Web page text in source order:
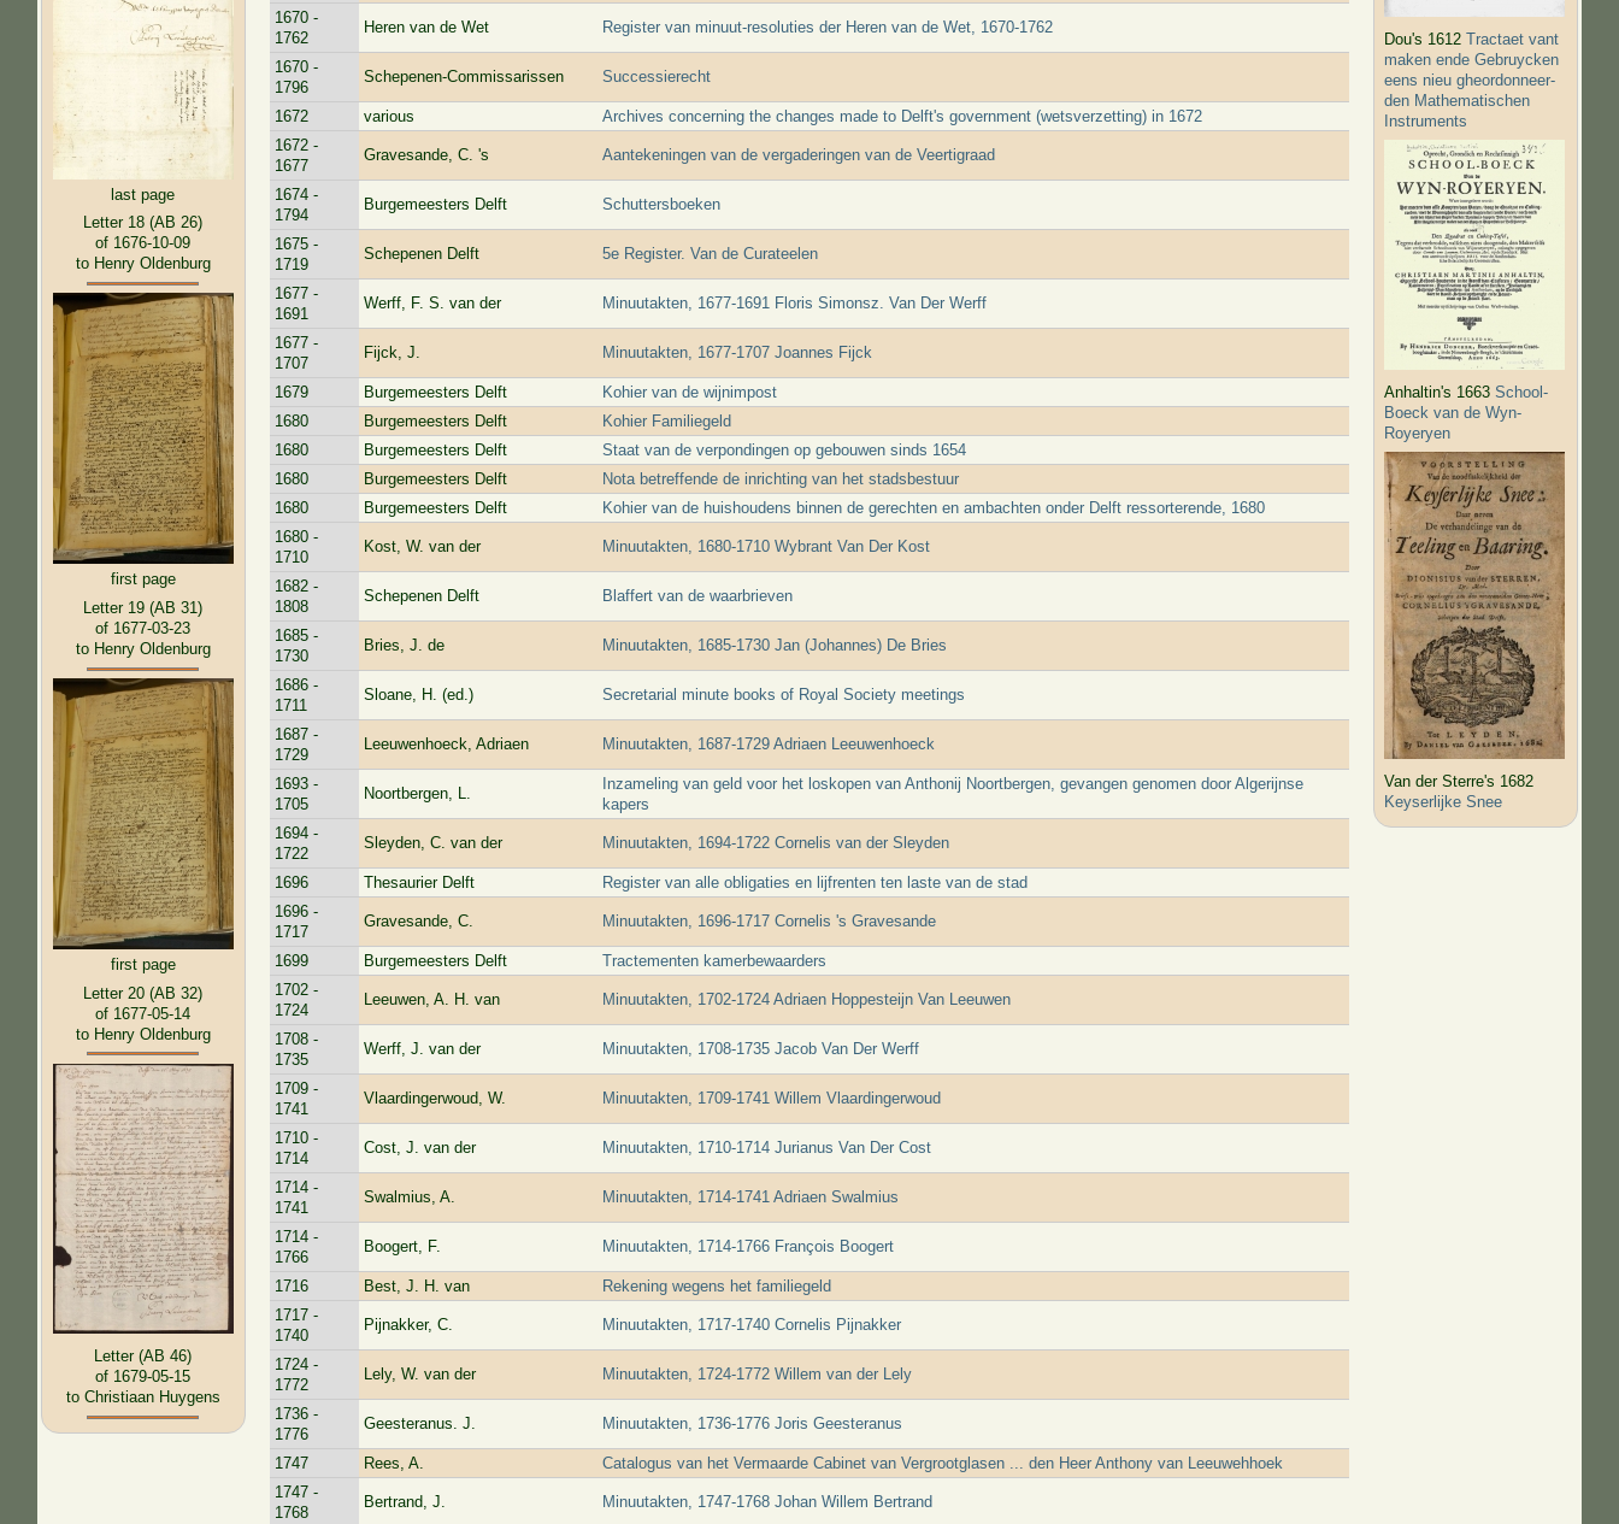
last page
Letter 18 (AB 26)
of 1676-10-09
to Henry Oldenburg
first page
Letter 19 (AB 31)
of 1677-03-23
to Henry Oldenburg
first page
Letter 20 (AB 32)
of 1677-05-14
to Henry Oldenburg
Letter (AB 46)
of 1679-05-15
to Christiaan Huygens
1670 -
1762
Heren van de Wet Register van minuut-resoluties der Heren van de Wet, 1670-1762
1670 -
1796
Schepenen-Commissarissen Successierecht
1672 various
Archives concerning the changes made to Delft's government (wetsverzetting) in 1672
1672 -
1677
Gravesande, C. 's Aantekeningen van de vergaderingen van de Veertigraad
1674 -
1794
Burgemeesters Delft Schuttersboeken
1675 -
1719
Schepenen Delft 5e Register. Van de Curateelen
1677 -
1691
Werff, F. S. van der Minuutakten, 1677-1691 Floris Simonsz. Van Der Werff
1677 -
1707
Fijck, J. Minuutakten, 1677-1707 Joannes Fijck
1679 Burgemeesters Delft
Kohier van de wijnimpost
1680
Burgemeesters Delft
Kohier Familiegeld
1680
Burgemeesters Delft
Staat van de verpondingen op gebouwen sinds 1654
1680
Burgemeesters Delft
Nota betreffende de inrichting van het stadsbestuur
1680
Burgemeesters Delft
Kohier van de huishoudens binnen de gerechten en ambachten onder Delft ressorterende, 1680
1680 -
1710
Kost, W. van der Minuutakten, 1680-1710 Wybrant Van Der Kost
1682 -
1808
Schepenen Delft Blaffert van de waarbrieven
1685 -
1730
Bries, J. de Minuutakten, 1685-1730 Jan (Johannes) De Bries
1686 -
1711
Sloane, H. (ed.) Secretarial minute books of Royal Society meetings
1687 -
1729
Leeuwenhoeck, Adriaen Minuutakten, 1687-1729 Adriaen Leeuwenhoeck
1693 -
1705
Noortbergen, L.
Inzameling van geld voor het loskopen van Anthonij Noortbergen, gevangen genomen door Algerijnse
kapers
1694 -
1722
Sleyden, C. van der Minuutakten, 1694-1722 Cornelis van der Sleyden
1696 Thesaurier Delft
Register van alle obligaties en lijfrenten ten laste van de stad
1696 -
1717
Gravesande, C. Minuutakten, 1696-1717 Cornelis 's Gravesande
1699 Burgemeesters Delft
Tractementen kamerbewaarders
1702 -
1724
Leeuwen, A. H. van Minuutakten, 1702-1724 Adriaen Hoppesteijn Van Leeuwen
1708 -
1735
Werff, J. van der Minuutakten, 1708-1735 Jacob Van Der Werff
1709 -
1741
Vlaardingerwoud, W. Minuutakten, 1709-1741 Willem Vlaardingerwoud
1710 -
1714
Cost, J. van der Minuutakten, 1710-1714 Jurianus Van Der Cost
1714 -
1741
Swalmius, A. Minuutakten, 1714-1741 Adriaen Swalmius
1714 -
1766
Boogert, F. Minuutakten, 1714-1766 François Boogert
1716 Best, J. H. van
Rekening wegens het familiegeld
1717 -
1740
Pijnakker, C. Minuutakten, 1717-1740 Cornelis Pijnakker
1724 -
1772
Lely, W. van der Minuutakten, 1724-1772 Willem van der Lely
1736 -
1776
Geesteranus. J. Minuutakten, 1736-1776 Joris Geesteranus
1747 Rees, A.
Catalogus van het Vermaarde Cabinet van Vergrootglasen ... den Heer Anthony van Leeuwehhoek
1747 -
1768
Bertrand, J. Minuutakten, 1747-1768 Johan Willem Bertrand
Dou's 1612Tractaet vant
maken ende Gebruycken
eens nieu gheordonneer­
den Mathematischen
Instruments
Anhaltin's 1663School-
Boeck van de Wyn-
Royeryen
Van der Sterre's 1682
Keyserlijke Snee